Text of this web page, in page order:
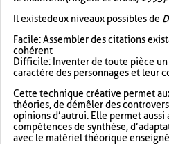
Il existe deux niveaux possibles de
Facile : Assembler des citations
cohérent
Difficile : Inventer de toute pièce
caractère des personnages et leur
Cette technique créative permet
théories, de démêler des
opinions d’autrui. Elle permet
compétences de synthèse,
avec le matériel théorique